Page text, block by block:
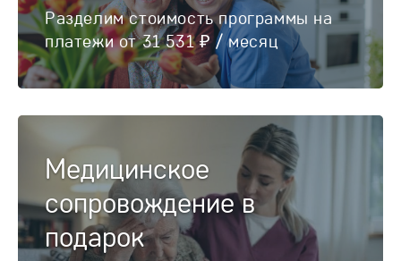
Разделим стоимость программы на
платежи от 31 531 ₽ / месяц
Медицинское
сопровождение в
подарок